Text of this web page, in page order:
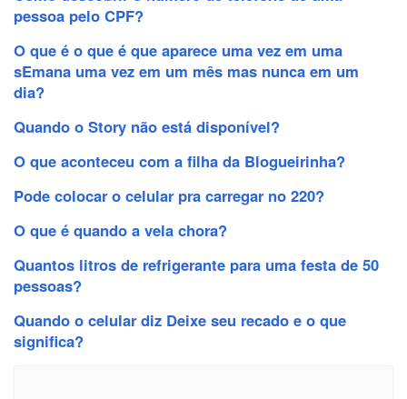
pessoa pelo CPF?
O que é o que é que aparece uma vez em uma
sEmana uma vez em um mês mas nunca em um
dia?
Quando o Story não está disponível?
O que aconteceu com a filha da Blogueirinha?
Pode colocar o celular pra carregar no 220?
O que é quando a vela chora?
Quantos litros de refrigerante para uma festa de 50
pessoas?
Quando o celular diz Deixe seu recado e o que
significa?